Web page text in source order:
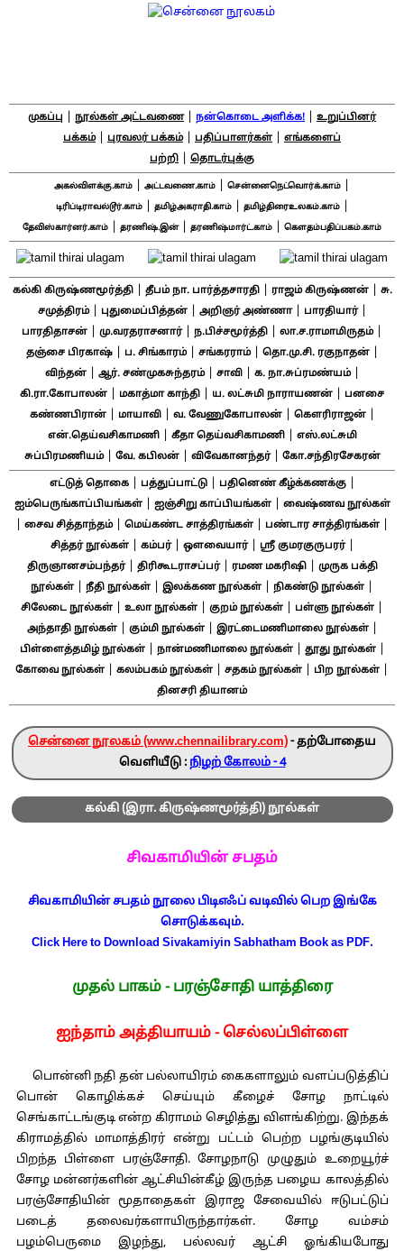
முகப்பு நூல்கள் அட்டவணை| நன்கொடை அளிக்க!
உறுப்பினர்
பக்கம்| புரவலர் பக்கம்| பதிப்பாளர்கள்
எங்களைப்
பற்றி
தொடர்புக்கு
அகல்விளக்கு.காம் அட்டவணை.காம் சென்னைநெட்வொர்க்.காம்
டிரிப்டிராவல்டூர்.காம்| தமிழ்அகராதி.காம்| தமிழ்திரைஉலகம்.காம்|
தேவிஸ்கார்னர்.காம் தரணிஷ்.இன்| தரணிஷ்மார்ட்.காம் கௌதம்பதிப்பகம்.காம்
கல்கி கிருஷ்ணமூர்த்தி| தீபம் நா. பார்த்தசாரதி| ராஜம் கிருஷ்ணன்|
சு.
சமுத்திரம்| புதுமைப்பித்தன்| அறிஞர் அண்ணா| பாரதியார்|
பாரதிதாசன் மு.வரதராசனார்| ந.பிச்சமூர்த்தி லா.ச.ராமாமிருதம்|
தஞ்சை பிரகாஷ்| ப. சிங்காரம்| சங்கரராம்| தொ.மு.சி. ரகுநாதன்|
விந்தன்| ஆர். சண்முகசுந்தரம்| சாவி| க. நா.சுப்ரமண்யம்|
கி.ரா.கோபாலன் மகாத்மா காந்தி ய. லட்சுமி நாராயணன்
பனசை
கண்ணபிரான்| மாயாவி| வ. வேணுகோபாலன்| கௌரிராஜன்|
என்.தெய்வசிகாமணி| கீதா தெய்வசிகாமணி|
எஸ்.லட்சுமி
சுப்பிரமணியம்| வே. கபிலன்| விவேகானந்தர்| கோ.சந்திரசேகரன்
எட்டுத் தொகை| பத்துப்பாட்டு| பதினெண் கீழ்க்கணக்கு|
ஐம்பெருங்காப்பியங்கள்| ஐஞ்சிறு காப்பியங்கள்| வைஷ்ணவ நூல்கள்
சைவ சித்தாந்தம்| மெய்கண்ட சாத்திரங்கள் பண்டார சாத்திரங்கள்
சித்தர் நூல்கள்| கம்பர்| ஔவையார்| ஸ்ரீ குமரகுருபரர்|
திருஞானசம்பந்தர்| திரிகூடராசப்பர்| ரமண மகரிஷி|
முருக பக்தி
நூல்கள்
நீதி நூல்கள் இலக்கண நூல்கள் நிகண்டு நூல்கள்
சிலேடை நூல்கள் உலா நூல்கள் குறம் நூல்கள் பள்ளு நூல்கள்
அந்தாதி நூல்கள்| கும்மி நூல்கள்| இரட்டைமணிமாலை நூல்கள்|
பிள்ளைத்தமிழ் நூல்கள்| நான்மணிமாலை நூல்கள்| தூது நூல்கள்|
கோவை நூல்கள் கலம்பகம் நூல்கள் சதகம் நூல்கள் பிற நூல்கள்
தினசரி தியானம்
சென்னை நூலகம் (www.chennailibrary.com)- தற்போதைய
வெளியீடு : நிழற் கோலம் - 4
கல்கி (இரா. கிருஷ்ணமூர்த்தி) நூல்கள்
சிவகாமியின் சபதம்
சிவகாமியின் சபதம் நூலை பிடிஎஃப் வடிவில் பெற இங்கே
சொடுக்கவும்.
Click Here to Download Sivakamiyin Sabhatham Book as PDF.
முதல் பாகம் - பரஞ்சோதி யாத்திரை
ஐந்தாம் அத்தியாயம் - செல்லப்பிள்ளை
பொன்னி நதி தன் பல்லாயிரம் கைகளாலும் வளப்படுத்திப்
பொன் கொழிக்கச் செய்யும் கீழைச் சோழ நாட்டில்
செங்காட்டங்குடி என்ற கிராமம் செழித்து விளங்கிற்று. இந்தக்
கிராமத்தில் மாமாத்திரர் என்று பட்டம் பெற்ற பழங்குடியில்
பிறந்த பிள்ளை பரஞ்சோதி. சோழநாடு முழுதும் உறையூர்ச்
சோழ மன்னர்களின் ஆட்சியின்கீழ் இருந்த பழைய காலத்தில்
பரஞ்சோதியின் மூதாதைகள் இராஜ சேவையில் ஈடுபட்டுப்
படைத் தலைவர்களாயிருந்தார்கள். சோழ வம்சம்
பழம்பெருமை இழந்து, பல்லவர் ஆட்சி ஓங்கியபோது